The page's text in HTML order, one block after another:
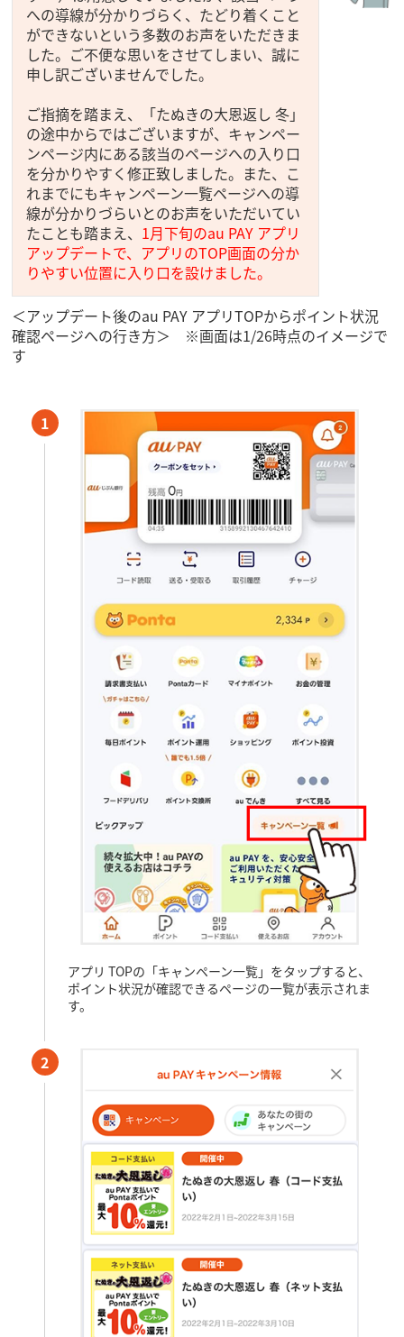
への導線が分かりづらく、たどり着くこと
ができないという多数のお声をいただきま
した。ご不便な思いをさせてしまい、誠に
申し訳ございませんでした。
ご指摘を踏まえ、「たぬきの大恩返し 冬」
の途中からではございますが、キャンペー
ンページ内にある該当のページへの入り口
を分かりやすく修正致しました。また、こ
れまでにもキャンペーン一覧ページへの導
線が分かりづらいとのお声をいただいてい
たことも踏まえ、 1月下旬のau PAY アプリ
アップデートで、アプリのTOP画面の分か
りやすい位置に入り口を設けました。
＜アップデート後のau PAY アプリTOPからポイント状況
確認ページへの行き方＞ ※画面は1/26時点のイメージで
す
1
アプリ TOPの「キャンペーン一覧」をタップすると、
ポイント状況が確認できるページの一覧が表示されま
す。
2